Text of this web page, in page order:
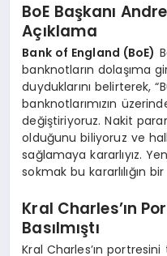
BoE Başkanı
Açıklama
Bank of England (BoE)
banknotların dolaşıma
duyduklarını belirterek,
banknotlarımızın
değiştiriyoruz. Nakit
olduğunu biliyoruz ve
sağlamaya kararlıyız.
sokmak bu kararlılığın
Kral Charles’ın
Basılmıştı
Kral Charles’ın